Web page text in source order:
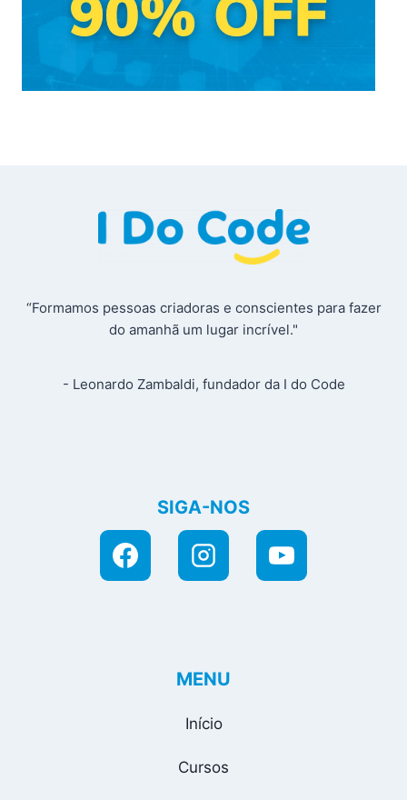
“Formamos pessoas criadoras e conscientes para fazer
do amanhã um lugar incrível."
- Leonardo Zambaldi, fundador da I do Code
SIGA-NOS
MENU
Início
Cursos